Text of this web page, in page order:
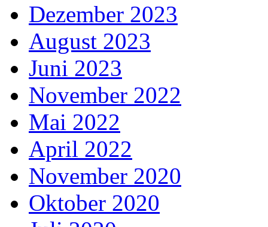
Dezember 2023
August 2023
Juni 2023
November 2022
Mai 2022
April 2022
November 2020
Oktober 2020